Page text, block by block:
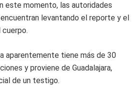
este momento, las autoridades
levantando el reporte y el
aparentemente tiene más de 30
y proviene de Guadalajara,
de un testigo.